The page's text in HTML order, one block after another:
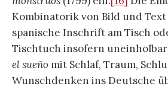
Bild für Wissen und
Aquatinta-Radierung wie im
Schreibtisch als Raum des
Schlafenden herannahenden
Eulen erhalten zwar monströse